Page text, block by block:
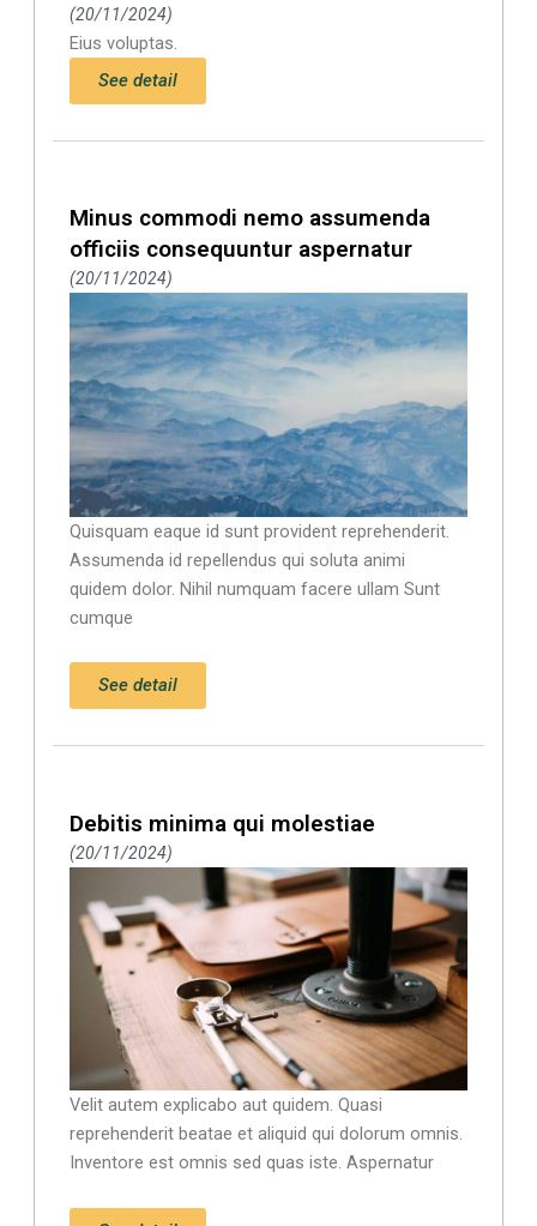
20/11/2024
Eius voluptas.
See detail
Minus commodi nemo assumenda
officiis consequuntur aspernatur
20/11/2024
Quisquam eaque id sunt provident reprehenderit.
Assumenda id repellendus qui soluta animi
quidem dolor. Nihil numquam facere ullam Sunt
cumque
See detail
Debitis minima qui molestiae
20/11/2024
Velit autem explicabo aut quidem. Quasi
reprehenderit beatae et aliquid qui dolorum omnis.
Inventore est omnis sed quas iste. Aspernatur